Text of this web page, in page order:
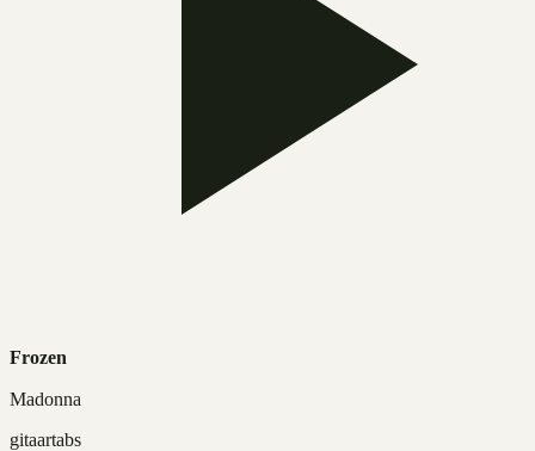
Frozen
Madonna
gitaartabs